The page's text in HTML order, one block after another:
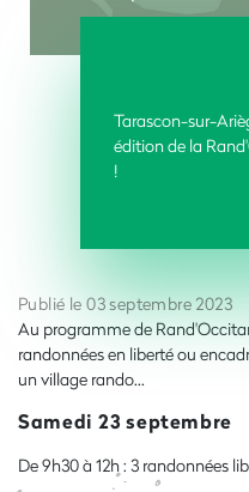
Tarascon-sur-
édition de la
!
Publié le 03 septembre 2023
Au programme de
randonnées en liberté ou
un village rando...
Samedi 23 septembre
De 9h30 à 12h : 3 randonnées